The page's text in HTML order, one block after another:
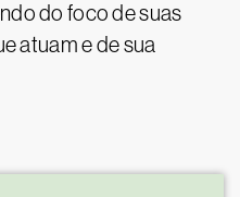
do foco de suas
atuam e de sua